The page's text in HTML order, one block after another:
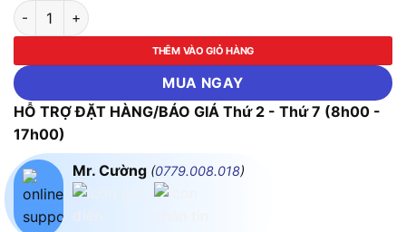
Máy thổi dùng pin Makita UB101DZ (Chưa kèm Pin & Sạc) số
THÊM VÀO GIỎ HÀNG
MUA NGAY
HỖ TRỢ ĐẶT HÀNG/BÁO GIÁ Thứ 2 - Thứ 7 (8h00 -
17h00)
Mr. Cường (0779.008.018)